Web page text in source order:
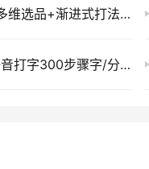
2026亚马逊实战通关特训营：多维选品+渐进式打法+AI应用，从0到1打造盈利店铺
通义千问输入法免费AI润色，语音打字300步骤字/分，办公写作神器